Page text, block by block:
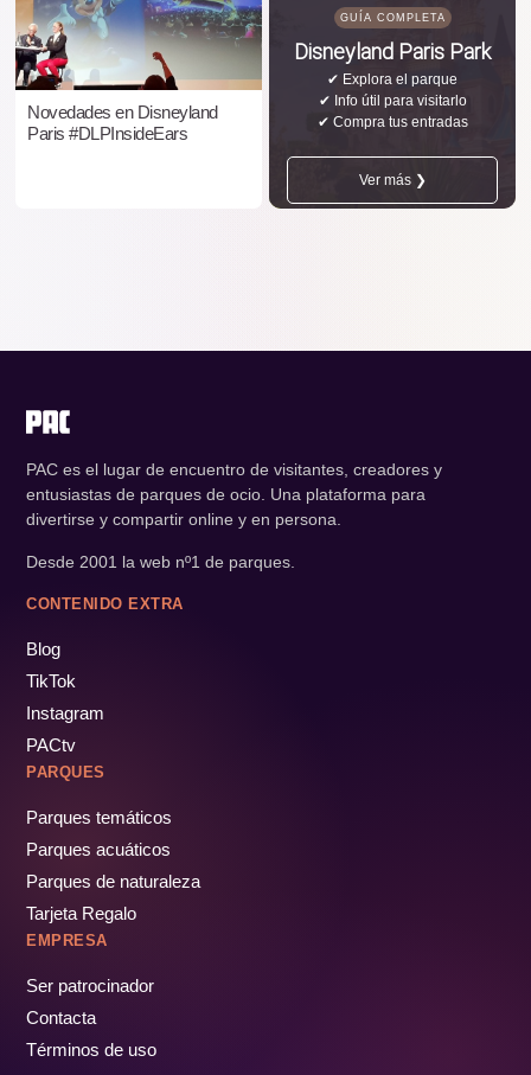
Novedades en Disneyland
Paris #DLPInsideEars
GUÍA COMPLETA
Disneyland Paris Park
✔ Explora el parque
✔ Info útil para visitarlo
✔ Compra tus entradas
Ver más ❯
PAC es el lugar de encuentro de visitantes, creadores y
entusiastas de parques de ocio. Una plataforma para
divertirse y compartir online y en persona.
Desde 2001 la web nº1 de parques.
CONTENIDO EXTRA
Blog
TikTok
Instagram
PACtv
PARQUES
Parques temáticos
Parques acuáticos
Parques de naturaleza
Tarjeta Regalo
EMPRESA
Ser patrocinador
Contacta
Términos de uso